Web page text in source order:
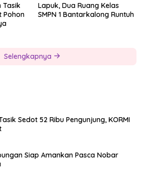
Tasik
Pohon
Lapuk, Dua Ruang Kelas
SMPN 1 Bantarkalong Runtuh
Selengkapnya
Sedot 52 Ribu Pengunjung, KORMI
Siap Amankan Pasca Nobar